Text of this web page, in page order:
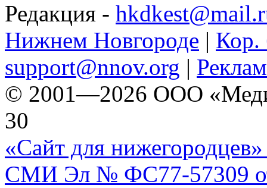
Редакция -
Нижнем Новгороде | Кор.
support@nnov.org |
© 2001—2026 ООО
30
«Сайт для нижегородцев»
СМИ Эл № ФС77-57309